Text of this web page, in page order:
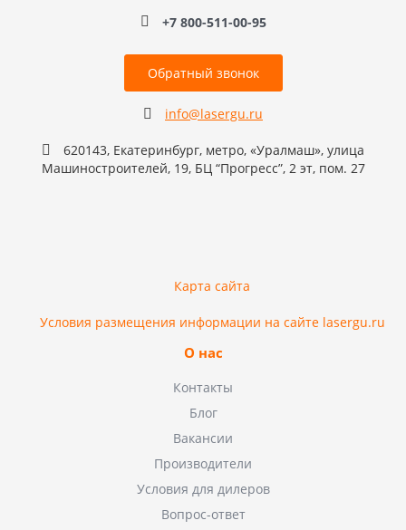
+7 800-511-00-95
Обратный звонок
info@lasergu.ru
620143, Екатеринбург, метро, «Уралмаш», улица
Машиностроителей, 19, БЦ “Прогресс”, 2 эт, пом. 27
Карта сайта
Условия размещения информации на сайте lasergu.ru
О нас
Контакты
Блог
Вакансии
Производители
Условия для дилеров
Вопрос-ответ